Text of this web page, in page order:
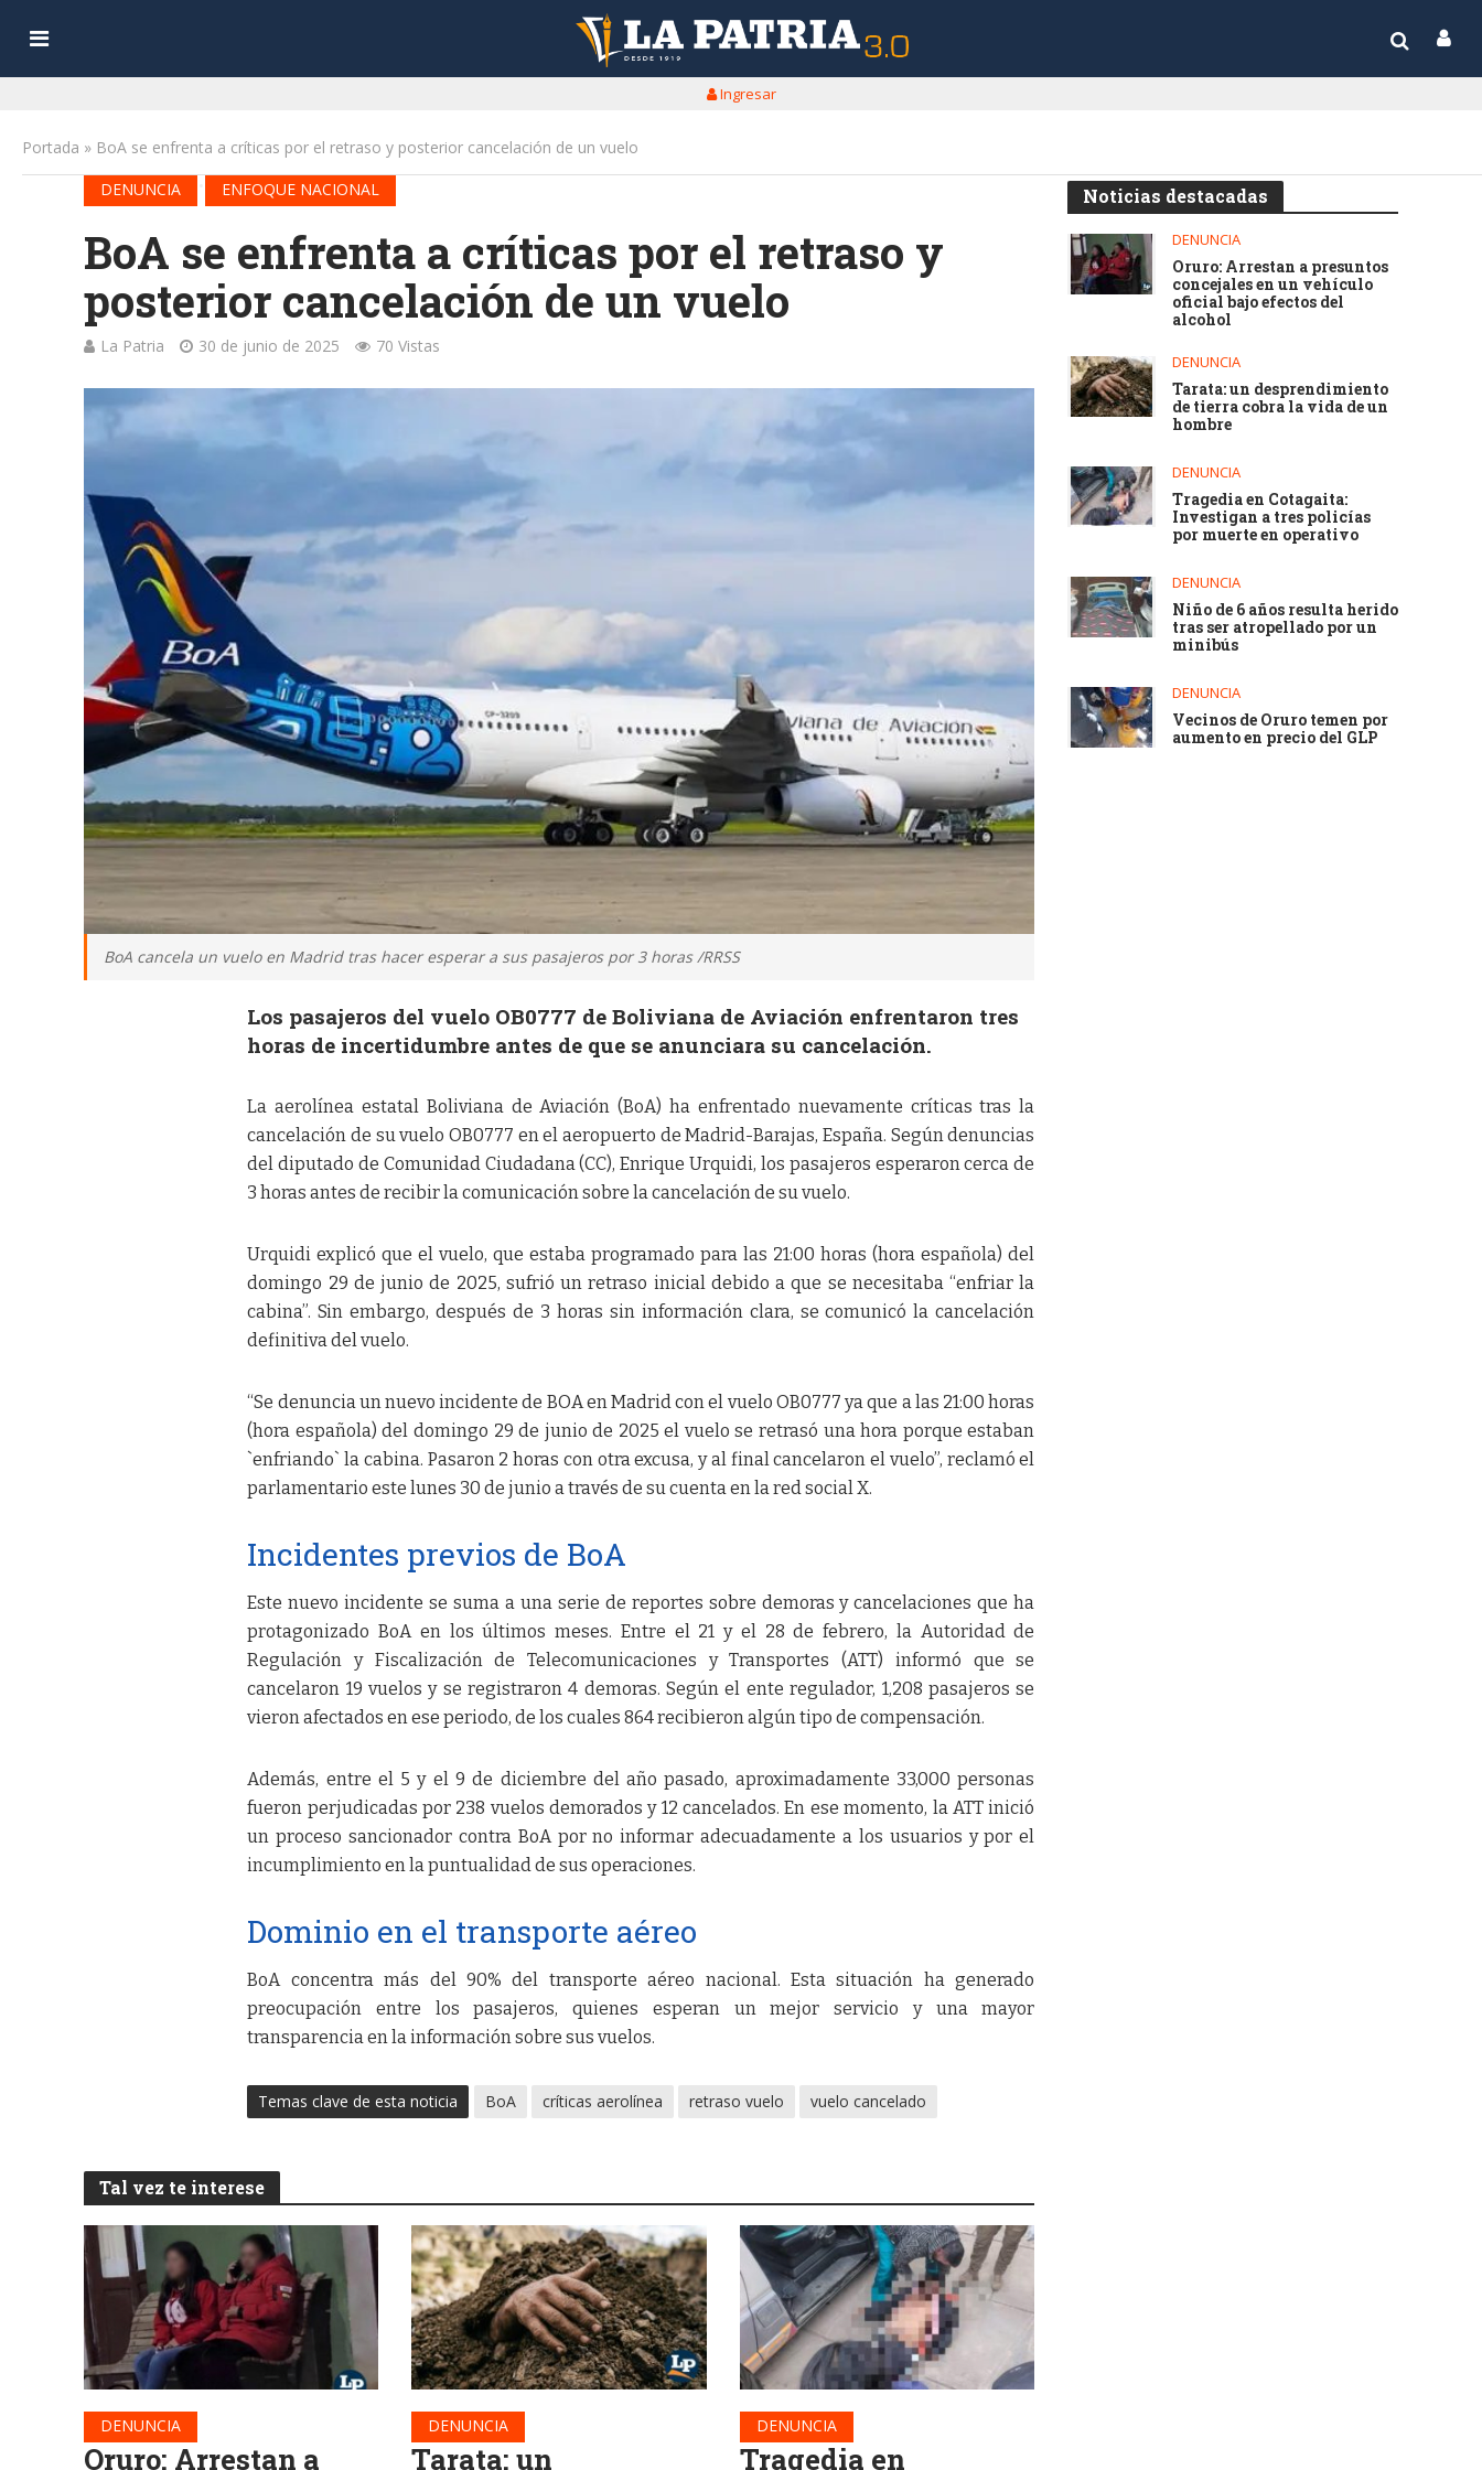
Ingresar
Portada » BoA se enfrenta a críticas por el retraso y posterior cancelación de un vuelo
DENUNCIA
ENFOQUE NACIONAL
BoA se enfrenta a críticas por el retraso y
posterior cancelación de un vuelo
La Patria 30 de junio de 2025 70 Vistas
BoA cancela un vuelo en Madrid tras hacer esperar a sus pasajeros por 3 horas /RRSS
Los pasajeros del vuelo OB0777 de Boliviana de Aviación enfrentaron tres
horas de incertidumbre antes de que se anunciara su cancelación.
La aerolínea estatal Boliviana de Aviación (BoA) ha enfrentado nuevamente críticas tras la
cancelación de su vuelo OB0777 en el aeropuerto de Madrid-Barajas, España. Según denuncias
del diputado de Comunidad Ciudadana (CC), Enrique Urquidi, los pasajeros esperaron cerca de
3 horas antes de recibir la comunicación sobre la cancelación de su vuelo.
Urquidi explicó que el vuelo, que estaba programado para las 21:00 horas (hora española) del
domingo 29 de junio de 2025, sufrió un retraso inicial debido a que se necesitaba “enfriar la
cabina”. Sin embargo, después de 3 horas sin información clara, se comunicó la cancelación
definitiva del vuelo.
“Se denuncia un nuevo incidente de BOA en Madrid con el vuelo OB0777 ya que a las 21:00 horas
(hora española) del domingo 29 de junio de 2025 el vuelo se retrasó una hora porque estaban
`enfriando` la cabina. Pasaron 2 horas con otra excusa, y al final cancelaron el vuelo”, reclamó el
parlamentario este lunes 30 de junio a través de su cuenta en la red social X.
Incidentes previos de BoA
Este nuevo incidente se suma a una serie de reportes sobre demoras y cancelaciones que ha
protagonizado BoA en los últimos meses. Entre el 21 y el 28 de febrero, la Autoridad de
Regulación y Fiscalización de Telecomunicaciones y Transportes (ATT) informó que se
cancelaron 19 vuelos y se registraron 4 demoras. Según el ente regulador, 1,208 pasajeros se
vieron afectados en ese periodo, de los cuales 864 recibieron algún tipo de compensación.
Además, entre el 5 y el 9 de diciembre del año pasado, aproximadamente 33,000 personas
fueron perjudicadas por 238 vuelos demorados y 12 cancelados. En ese momento, la ATT inició
un proceso sancionador contra BoA por no informar adecuadamente a los usuarios y por el
incumplimiento en la puntualidad de sus operaciones.
Dominio en el transporte aéreo
BoA concentra más del 90% del transporte aéreo nacional. Esta situación ha generado
preocupación entre los pasajeros, quienes esperan un mejor servicio y una mayor
transparencia en la información sobre sus vuelos.
Temas clave de esta noticia BoA críticas aerolínea retraso vuelo vuelo cancelado
Tal vez te interese
DENUNCIA
Oruro: Arrestan a
DENUNCIA
Tarata: un
DENUNCIA
Tragedia en
Noticias destacadas
DENUNCIA
Oruro: Arrestan a presuntos
concejales en un vehículo
oficial bajo efectos del
alcohol
DENUNCIA
Tarata: un desprendimiento
de tierra cobra la vida de un
hombre
DENUNCIA
Tragedia en Cotagaita:
Investigan a tres policías
por muerte en operativo
DENUNCIA
Niño de 6 años resulta herido
tras ser atropellado por un
minibús
DENUNCIA
Vecinos de Oruro temen por
aumento en precio del GLP